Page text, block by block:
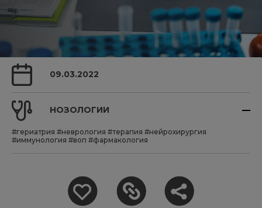
09.03.2022
НОЗОЛОГИИ
#гериатрия #неврология #терапия #нейрохирургия
#иммунология #воп #фармакология